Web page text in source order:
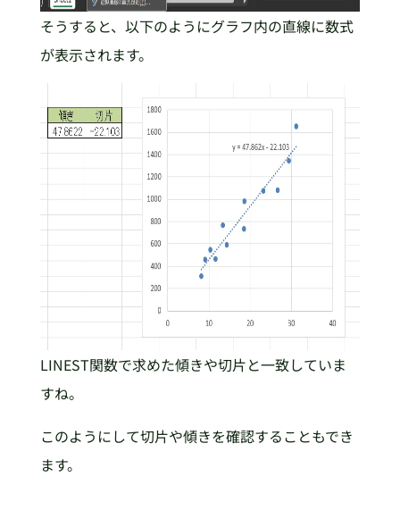
そうすると、以下のようにグラフ内の直線に数式
が表示されます。
LINEST関数で求めた傾きや切片と一致していま
すね。
このようにして切片や傾きを確認することもでき
ます。